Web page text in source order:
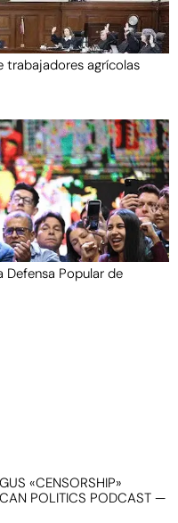
trabajadores agrícolas
Popular de
«CENSORSHIP»
POLITICS PODCAST —